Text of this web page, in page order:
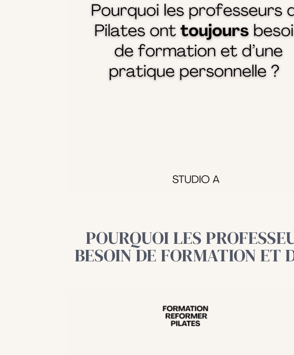
POURQUOI LES
BESOIN DE FORMATION ET